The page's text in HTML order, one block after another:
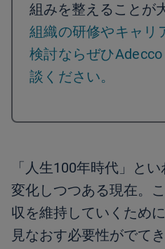
組みを整えることが
組織の研修やキャリ
検討ならぜひ
談ください。
「人生100年時代」と
変化しつつある現在。
収を維持していくため
見なおす必要性がでてき